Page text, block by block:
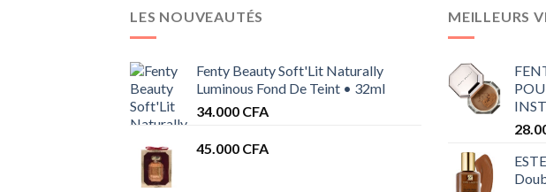
LES NOUVEAUTÉS
Fenty Beauty Soft'Lit Naturally
Luminous Fond De Teint • 32ml
34.000 CFA
45.000 CFA
MEILLEURS